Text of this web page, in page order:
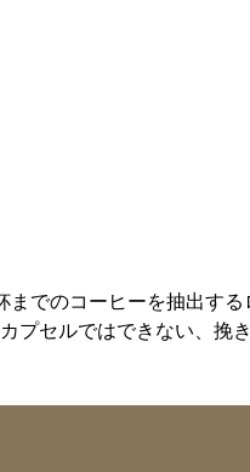
でのコーヒーを抽出す
プセルではできない、挽